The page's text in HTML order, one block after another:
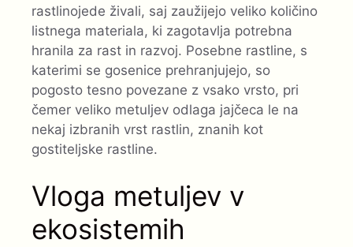
rastlinojede živali, saj zaužijejo veliko količino
listnega materiala, ki zagotavlja potrebna
hranila za rast in razvoj. Posebne rastline, s
katerimi se gosenice prehranjujejo, so
pogosto tesno povezane z vsako vrsto, pri
čemer veliko metuljev odlaga jajčeca le na
nekaj izbranih vrst rastlin, znanih kot
gostiteljske rastline.
Vloga metuljev v
ekosistemih